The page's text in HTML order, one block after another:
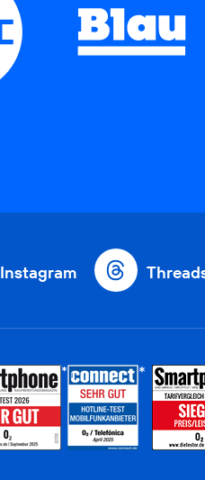
Instagram